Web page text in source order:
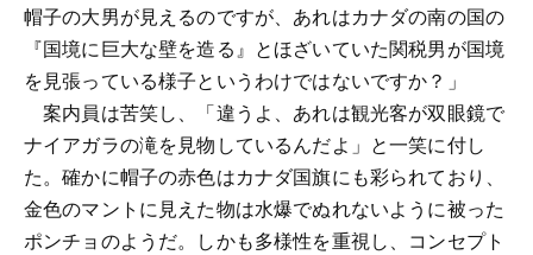
帽子の大男が見えるのですが、あれはカナダの南の国の
『国境に巨大な壁を造る』とほざいていた関税男が国境
を見張っている様子というわけではないですか？」
案内員は苦笑し、「違うよ、あれは観光客が双眼鏡で
ナイアガラの滝を見物しているんだよ」と一笑に付し
た。確かに帽子の赤色はカナダ国旗にも彩られており、
金色のマントに見えた物は水爆でぬれないように被った
ポンチョのようだ。しかも多様性を重視し、コンセプト